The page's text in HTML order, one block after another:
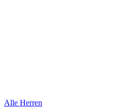
Alle Herren